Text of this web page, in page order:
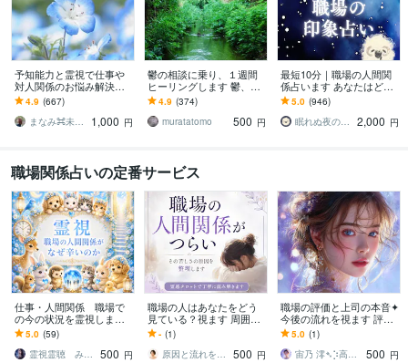
予知能力と霊視で仕事や
対人関係のお悩み解決し
ます お悩みを解決し、明
るい未来を切り開きまし
ょう。
4.9 (667)
まなみ⌘未来を切り開く霊感占い師
1,000 円
鬱の相談に乗り、１週間
ヒーリングします 鬱、う
つ、お疲れ、やる気な
い。最短1h設定。回答は
様子みて
4.9 (374)
muratatomo
500 円
最短10分｜職場の人間関
係占います あなたはどう
見られている？ 印象と行
動ポイントを丁寧に鑑定
5.0 (946)
眠れぬ夜のひつじ
2,000 円
職場関係占いの定番サービス
仕事・人間関係 職場で
の今の状況を霊視します
今すぐ知りたいに！職場
での人間関係がなぜつら
いのか霊視します
5.0 (59)
霊視霊聴 みんみ
500 円
職場の人はあなたをどう
見ている？視ます 周囲か
らの評価と本音を読み解
きます
- (1)
原因と流れを読み解く鑑定師｜凛道
500 円
職場の評価と上司の本音✦
今後の流れを視ます 評価
されない原因と職場の本
音を潜在意識から読み解
きます
5.0 (1)
宙乃 澪➴⡱高次元メッセンジャー
500 円